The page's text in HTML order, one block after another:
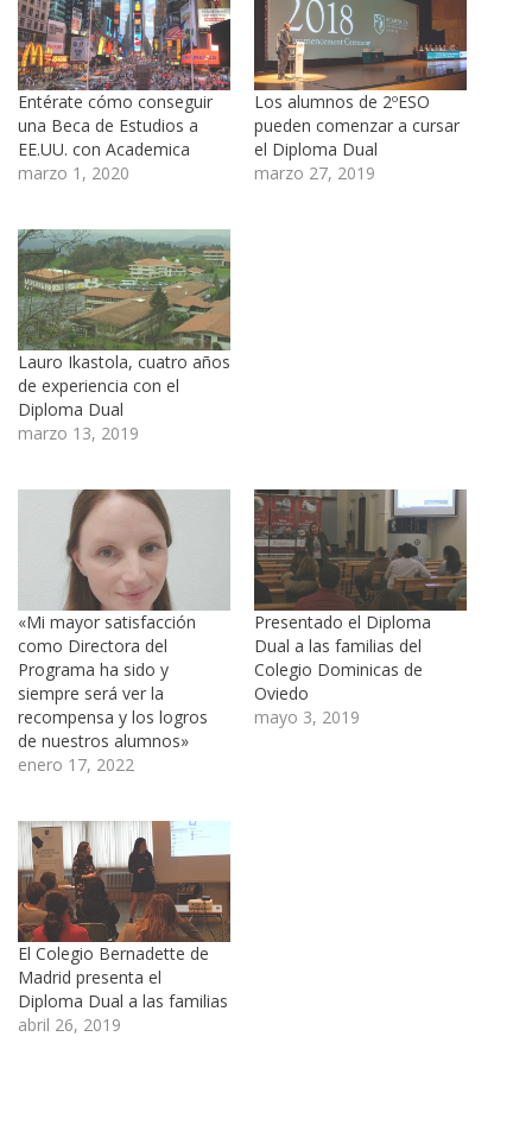
Entérate cómo conseguir
una Beca de Estudios a
EE.UU. con Academica
marzo 1, 2020
Los alumnos de 2ºESO
pueden comenzar a cursar
el Diploma Dual
marzo 27, 2019
Lauro Ikastola, cuatro años
de experiencia con el
Diploma Dual
marzo 13, 2019
«Mi mayor satisfacción
como Directora del
Programa ha sido y
siempre será ver la
recompensa y los logros
de nuestros alumnos»
enero 17, 2022
Presentado el Diploma
Dual a las familias del
Colegio Dominicas de
Oviedo
mayo 3, 2019
El Colegio Bernadette de
Madrid presenta el
Diploma Dual a las familias
abril 26, 2019